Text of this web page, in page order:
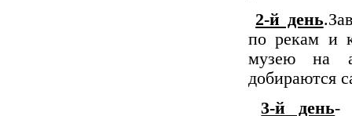
2-й день
по рекам и
музею на
добираются
3-й день-